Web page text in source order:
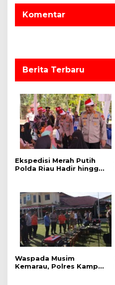
i
pKomentar
Berita Terbaru
Ekspedisi Merah Putih
Polda Riau Hadir hingga
Waspada Musim
Kemarau, Polres Kampar